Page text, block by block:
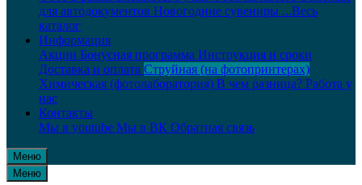
для автодокументов Новогодние сувениры ...Весь
каталог
Информация
Акции Бонусная программа Инструкция и сроки
Доставка и оплата Струйная (на фотопринтерах)
Химическая (фотолаборатория) В чем разница? Работа у
нас
Контакты
Мы в youtube Мы в ВК Обратная связь
Меню
Меню